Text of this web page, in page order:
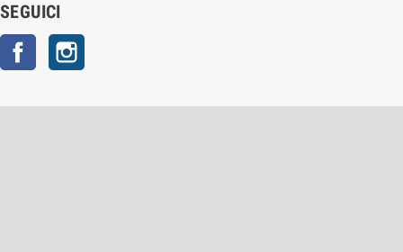
SEGUICI
Facebook